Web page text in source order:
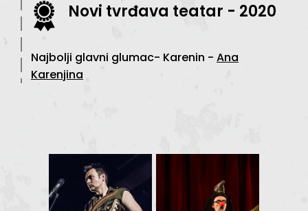
Novi tvrđava teatar - 2020
Najbolji glavni glumac- Karenin - Ana
Karenjina